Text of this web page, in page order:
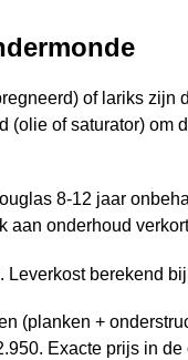
of lariks zijn
of saturator) om
8-12 jaar
aan onderhoud
berekend
(planken +
Exacte prijs in de